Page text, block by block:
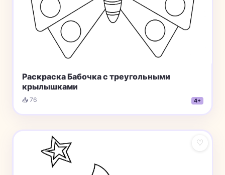
Раскраска Бабочка с треугольными
крылышками
📥 76 4+
♡